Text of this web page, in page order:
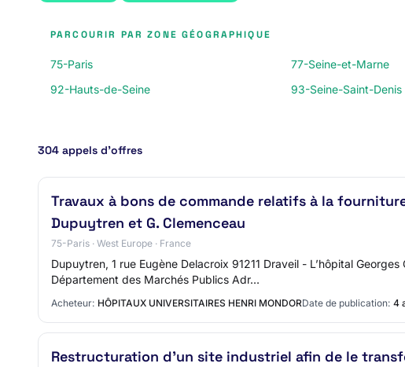
PARCOURIR PAR ZONE GÉOGRAPHIQUE
75-Paris 77-Seine-et-Marne
92-Hauts-de-Seine
93-Seine-Saint-Denis
304 appels d’offres
Travaux à bons de commande relatifs à la
Dupuytren et G. Clemenceau
75-Paris · West Europe · France
Dupuytren, 1 rue Eugène Delacroix 91211 Draveil - L’hôpital
Département des Marchés Publics Adr…
Acheteur: HÔPITAUX UNIVERSITAIRES HENRI MONDORDate de publication: 4
Restructuration d'un site industriel afin de le